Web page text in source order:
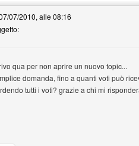
07/2010, alle 08:16
qua per non aprire un nuovo topic...
domanda, fino a quanti voti può
tutti i voti? grazie a chi mi